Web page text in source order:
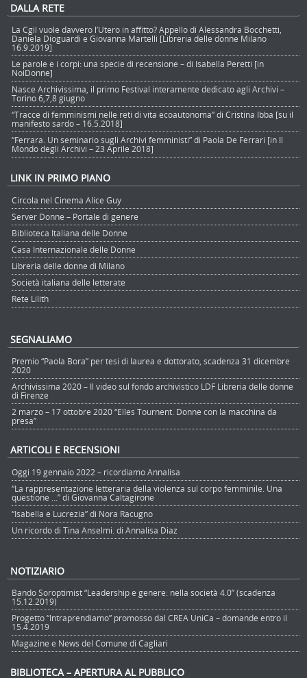
DALLA RETE
La Cgil vuole davvero l’Utero in affitto? Appello di Alessandra Bocchetti,
Daniela Dioguardi e Giovanna Martelli [Libreria delle donne Milano
16.9.2019]
Le parole e i corpi: una specie di recensione – di Isabella Peretti [in
NoiDonne]
Nasce Archivissima, il primo Festival interamente dedicato agli Archivi –
Torino 6,7,8 giugno
“Tracce di femminismi nelle reti di vita ecoautonoma” di Cristina Ibba [su il
manifesto sardo – 16.5.2018]
“Ferrara. Un seminario sugli Archivi femministi” di Paola De Ferrari [in Il
Mondo degli Archivi – 23 Aprile 2018]
LINK IN PRIMO PIANO
Circola nel Cinema Alice Guy
Server Donne – Portale di genere
Biblioteca Italiana delle Donne
Casa Internazionale delle Donne
Libreria delle donne di Milano
Società italiana delle letterate
Rete Lilith
SEGNALIAMO
Premio “Paola Bora” per tesi di laurea e dottorato, scadenza 31 dicembre
2020
Archivissima 2020 – Il video sul fondo archivistico LDF Libreria delle donne
di Firenze
2 marzo – 17 ottobre 2020 “Elles Tournent. Donne con la macchina da
presa”
ARTICOLI E RECENSIONI
Oggi 19 gennaio 2022 – ricordiamo Annalisa
“La rappresentazione letteraria della violenza sul corpo femminile. Una
questione …” di Giovanna Caltagirone
“Isabella e Lucrezia” di Nora Racugno
Un ricordo di Tina Anselmi. di Annalisa Diaz
NOTIZIARIO
Bando Soroptimist “Leadership e genere: nella società 4.0” (scadenza
15.12.2019)
Progetto “Intraprendiamo” promosso dal CREA UniCa – domande entro il
15.4.2019
Magazine e News del Comune di Cagliari
BIBLIOTECA – APERTURA AL PUBBLICO